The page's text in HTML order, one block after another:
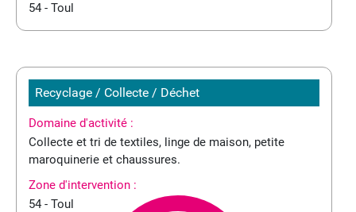
54 - Toul
Recyclage / Collecte / Déchet
Domaine d'activité :
Collecte et tri de textiles, linge de maison, petite
maroquinerie et chaussures.
Zone d'intervention :
54 - Toul